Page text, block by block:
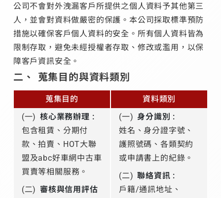
公司不會對外洩漏客戶所提供之個人資料予其他第三
人，並會對資料做嚴密的保護。本公司採取標準預防
措施以確保客戶個人資料的安全。所有個人資料皆為
限制存取，避免未經授權者存取、修改或濫用，以保
障客戶資訊安全。
蒐集目的與資料類別
蒐集目的
(一) 核心業務辦理 :
包含租賃、分期付
款、拍賣、HOT大聯
盟及abc好車網中古車
買賣等相關服務。
(二) 審核與信用評估
資料類別
(一) 身分識別 :
姓名、身分證字號、
護照號碼、各類契約
或申請書上的紀錄。
(二) 聯絡資訊 :
戶籍/通訊地址、